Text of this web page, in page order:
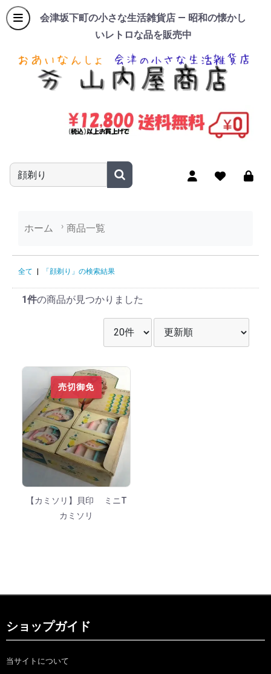
会津坂下町の小さな生活雑貨店 — 昭和の懐かし
いレトロな品を販売中
商品名やキーワードを入力
ホーム 商品一覧
「顔剃り」の検索結果
全て 「顔剃り」の検索結果
1件の商品が見つかりました
並び順を選択
売切御免
【カミソリ】貝印 ミニT
カミソリ
ショップガイド
当サイトについて